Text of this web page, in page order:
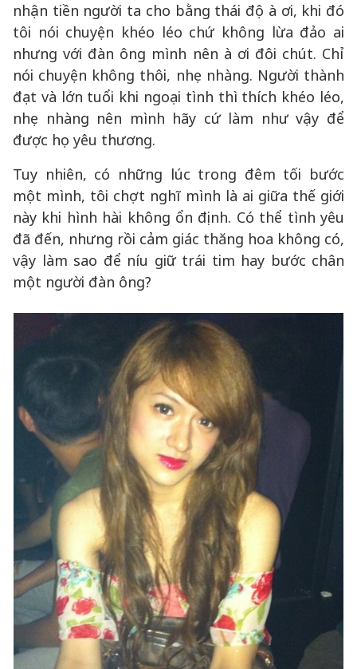
nhận tiền người ta cho bằng thái độ à ơi, khi đó
tôi nói chuyện khéo léo chứ không lừa đảo ai
nhưng với đàn ông mình nên à ơi đôi chút. Chỉ
nói chuyện không thôi, nhẹ nhàng. Người thành
đạt và lớn tuổi khi ngoại tình thì thích khéo léo,
nhẹ nhàng nên mình hãy cứ làm như vậy để
được họ yêu thương.
Tuy nhiên, có những lúc trong đêm tối bước
một mình, tôi chợt nghĩ mình là ai giữa thế giới
này khi hình hài không ổn định. Có thể tình yêu
đã đến, nhưng rồi cảm giác thăng hoa không có,
vậy làm sao để níu giữ trái tim hay bước chân
một người đàn ông?